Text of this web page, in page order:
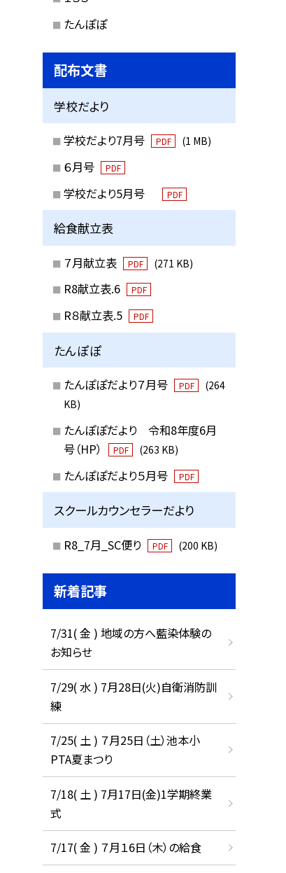
たんぽぽ
配布文書
学校だより
学校だより7月号 PDF (1 MB)
６月号 PDF
学校だより5月号 PDF
給食献立表
７月献立表 PDF (271 KB)
R8献立表.6 PDF
R８献立表.5 PDF
たんぽぽ
たんぽぽだより７月号 PDF
(264
KB)
たんぽぽだより 令和8年度6月
号（HP）
PDF (263 KB)
たんぽぽだより５月号 PDF
スクールカウンセラーだより
R8_7月_SC便り PDF (200 KB)
新着記事
7/31( 金 ) 地域の方へ藍染体験の
お知らせ
7/29( 水 ) 7月28日(火)自衛消防訓
練
7/25( 土 ) ７月25日（土）池本小
PTA夏まつり
7/18( 土 ) 7月17日(金)1学期終業
式
7/17( 金 ) ７月１6日（木）の給食